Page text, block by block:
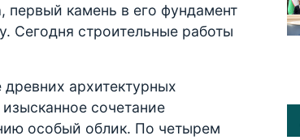
первый камень в его фундамент
Сегодня строительные работы
архитектурных
сочетание
особый облик. По четырем